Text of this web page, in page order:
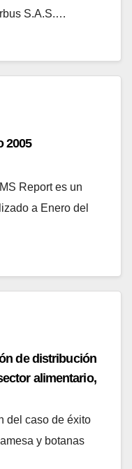
S.A.S.…
2005
Report es un
a Enero del
de distribución
alimentario,
del caso de éxito
y botanas